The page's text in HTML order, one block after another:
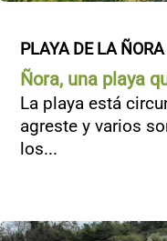
PLAYA DE LA ÑORA
Ñora, una playa
La playa está
agreste y varios
los...